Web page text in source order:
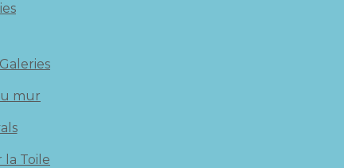
mur
la Toile